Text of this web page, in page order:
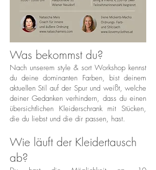
Was bekommst du?
Nach unserem style & sort Workshop kennst
du deine dominanten Farben, bist deinem
aktuellen Stil auf der Spur und weißt, welche
deiner Gedanken verhindern, dass du einen
übersichtlichen Kleiderschrank mit Stücken,
die du liebst und die dir passen, hast.
Wie läuft der Kleidertausch
ab?